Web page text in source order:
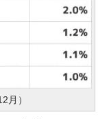
月）